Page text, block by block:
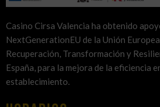
Casino Cirsa Valencia ha obtenido
NextGenerationEU de la Unión
Recuperación, Transformación y
España, para la mejora de la eficiencia
establecimiento.